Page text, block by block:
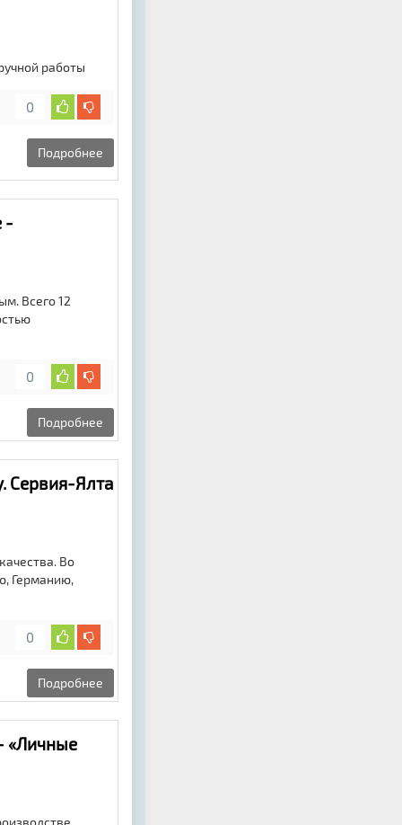
работы
0
Подробнее
-
Всего 12
0
Подробнее
Сервия-Ялта
Во
Германию,
0
Подробнее
«Личные